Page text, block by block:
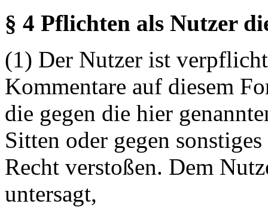
§ 4 Pflichten als Nutzer
(1) Der Nutzer ist
Kommentare auf diesem
die gegen die hier
Sitten oder gegen
Recht verstoßen. Dem
untersagt,